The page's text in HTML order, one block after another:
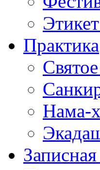
Практика
Нама-